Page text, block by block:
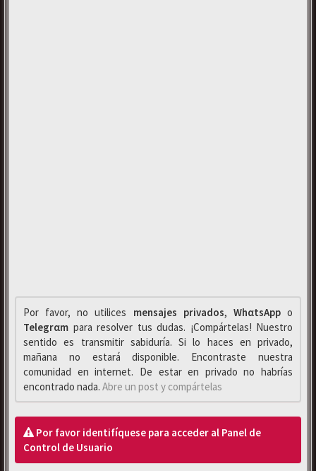
Por favor, no utilices mensajes privados, WhαtsAppo
Telegrαm para resolver tus dudas. ¡Compártelas! Nuestro
sentido es transmitir sabiduría. Si lo haces en privado,
mañana no estará disponible. Encontraste nuestra
comunidad en internet. De estar en privado no habrías
encontrado nada. Abre un post y compártelas
Por favor identifíquese para acceder al Panel de
Control de Usuario